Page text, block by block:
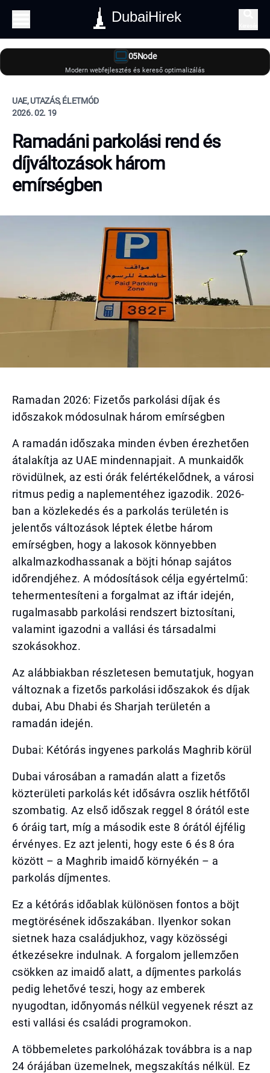
DubaiHirek
05Node
Modern webfejlesztés és kereső optimalizálás
UAE, UTAZÁS, ÉLETMÓD
2026. 02. 19
Ramadáni parkolási rend és
díjváltozások három
emírségben
Ramadan 2026: Fizetős parkolási díjak és
időszakok módosulnak három emírségben
A ramadán időszaka minden évben érezhetően
átalakítja az UAE mindennapjait. A munkaidők
rövidülnek, az esti órák felértékelődnek, a városi
ritmus pedig a naplementéhez igazodik. 2026-
ban a közlekedés és a parkolás területén is
jelentős változások léptek életbe három
emírségben, hogy a lakosok könnyebben
alkalmazkodhassanak a böjti hónap sajátos
időrendjéhez. A módosítások célja egyértelmű:
tehermentesíteni a forgalmat az iftár idején,
rugalmasabb parkolási rendszert biztosítani,
valamint igazodni a vallási és társadalmi
szokásokhoz.
Az alábbiakban részletesen bemutatjuk, hogyan
változnak a fizetős parkolási időszakok és díjak
dubai, Abu Dhabi és Sharjah területén a
ramadán idején.
Dubai: Kétórás ingyenes parkolás Maghrib körül
Dubai városában a ramadán alatt a fizetős
közterületi parkolás két idősávra oszlik hétfőtől
szombatig. Az első időszak reggel 8 órától este
6 óráig tart, míg a második este 8 órától éjfélig
érvényes. Ez azt jelenti, hogy este 6 és 8 óra
között – a Maghrib imaidő környékén – a
parkolás díjmentes.
Ez a kétórás időablak különösen fontos a böjt
megtörésének időszakában. Ilyenkor sokan
sietnek haza családjukhoz, vagy közösségi
étkezésekre indulnak. A forgalom jellemzően
csökken az imaidő alatt, a díjmentes parkolás
pedig lehetővé teszi, hogy az emberek
nyugodtan, időnyomás nélkül vegyenek részt az
esti vallási és családi programokon.
A többemeletes parkolóházak továbbra is a nap
24 órájában üzemelnek, megszakítás nélkül. Ez